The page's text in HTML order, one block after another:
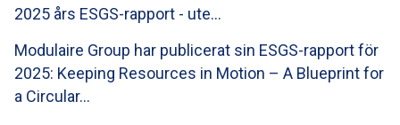
2025 års ESGS-rapport - ute…
Modulaire Group har publicerat sin ESGS-rapport för
2025: Keeping Resources in Motion – A Blueprint for
a Circular…